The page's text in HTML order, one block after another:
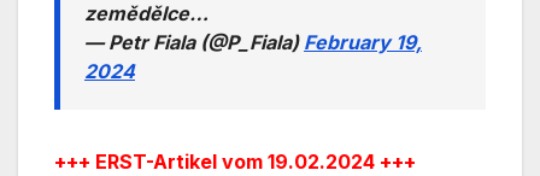
zemědělce…
— Petr Fiala (@P_Fiala) February 19,
2024
+++ ERST-Artikel vom 19.02.2024 +++